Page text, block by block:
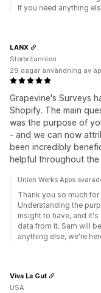
If you need anything
Grapevine's Surveys
Shopify. The main
was the purpose of
- and we can now
been incredibly
helpful throughout
LANX
Storbritannien
29 dagar användning av
Union Works Apps
Thank you so much
Understanding the
insight to have, and
data from it. Sam will
anything else, we're
Viva La Gut
USA